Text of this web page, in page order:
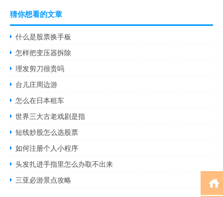
猜你想看的文章
什么是股票换手板
怎样把变压器拆除
理发剪刀很贵吗
台儿庄周边游
怎么在日本租车
世界三大古老戏剧是指
短线炒股怎么选股票
如何注册个人小程序
头发扎进手指里怎么办取不出来
三亚必游景点攻略